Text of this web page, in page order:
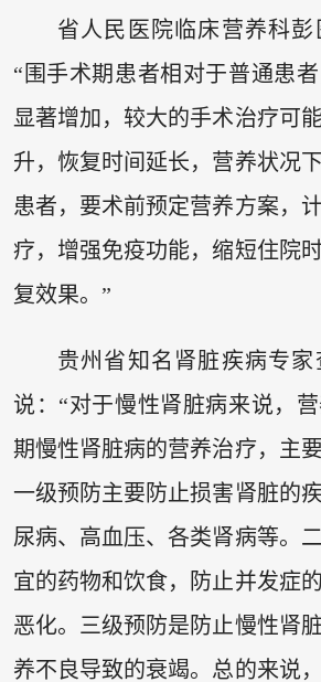
省人民医院临床营养科彭
“围手术期患者相对于普通患
显著增加，较大的手术治疗可
升，恢复时间延长，营养状况
患者，要术前预定营养方案，
疗，增强免疫功能，缩短住院
复效果。”
贵州省知名肾脏疾病专
说：“对于慢性肾脏病来说，
期慢性肾脏病的营养治疗，主
一级预防主要防止损害肾脏的
尿病、高血压、各类肾病等。
宜的药物和饮食，防止并发症
恶化。三级预防是防止慢性肾
养不良导致的衰竭。总的来说